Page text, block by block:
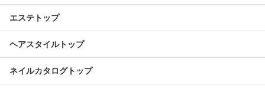
エステトップ
ヘアスタイルトップ
ネイルカタログトップ